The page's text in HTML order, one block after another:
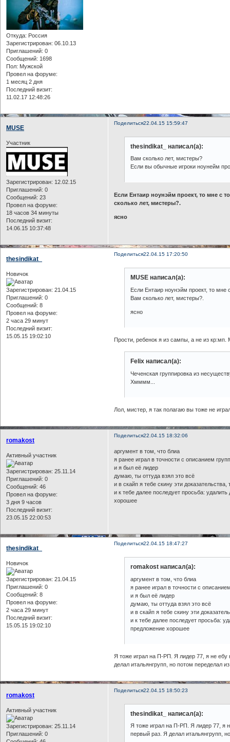
Откуда: Россия
Зарегистрирован: 06.10.13
Приглашений: 0
Сообщений: 1698
Пол: Мужской
Провел на форуме:
1 месяц 2 дня
Последний визит:
11.02.17 12:48:26
Поделиться22.04.15 15:59:47
MUSE
Участник
Зарегистрирован: 12.02.15
Приглашений: 0
Сообщений: 23
Провел на форуме:
18 часов 34 минуты
Последний визит:
14.06.15 10:37:48
thesindikat_ написал(а):
Вам сколько лет, мистеры?
Если вы обычные игроки ноунейм
Если Ентаир ноунэйм проект, то мне с
сколько лет, мистеры?.
ясно
Поделиться22.04.15 17:20:50
thesindikat_
Новичок
Зарегистрирован: 21.04.15
Приглашений: 0
Сообщений: 8
Провел на форуме:
2 часа 29 минут
Последний визит:
15.05.15 19:02:10
MUSE написал(а):
Если Ентаир ноунэйм проект, то мне
Вам сколько лет, мистеры?.
ясно
Прости, ребенок я из сампы, а не из
Felix написал(а):
Чеченская группировка из
Хмммм...
Лол, мистер, я так полагаю вы тоже не
Поделиться22.04.15 18:32:06
romakost
Активный участник
Зарегистрирован: 25.11.14
Приглашений: 0
Сообщений: 46
Провел на форуме:
3 дня 9 часов
Последний визит:
23.05.15 22:00:53
аргумент в том, что блиа
я ранее играл в точности с описанием
и я был её лидер
думаю, ты оттуда взял это всё
и в скайп я тебе скину эти
и к тебе далее последует просьба:
хорошее
Поделиться22.04.15 18:47:27
thesindikat_
Новичок
Зарегистрирован: 21.04.15
Приглашений: 0
Сообщений: 8
Провел на форуме:
2 часа 29 минут
Последний визит:
15.05.15 19:02:10
romakost написал(а):
аргумент в том, что блиа
я ранее играл в точности с
и я был её лидер
думаю, ты оттуда взял это всё
и в скайп я тебе скину эти
и к тебе далее последует просьба:
предложение хорошее
Я тоже играл на П-РП. Я лидер 77, я не ебу
делал итальянгрупп, но потом переделал
Поделиться22.04.15 18:50:23
romakost
Активный участник
Зарегистрирован: 25.11.14
Приглашений: 0
thesindikat_ написал(а):
Я тоже играл на П-РП. Я лидер 77, я
первый раз. Я делал итальянгрупп,